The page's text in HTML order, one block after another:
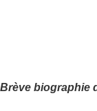
Brève biographie